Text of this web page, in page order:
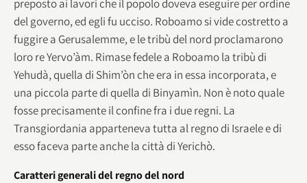
preposto ai lavori che il popolo doveva eseguire per ordine
del governo, ed egli fu ucciso. Roboamo si vide costretto a
fuggire a Gerusalemme, e le tribù del nord proclamarono
loro re Yervo’àm. Rimase fedele a Roboamo la tribù di
Yehudà, quella di Shim’òn che era in essa incorporata, e
una piccola parte di quella di Binyamìn. Non è noto quale
fosse precisamente il confine fra i due regni. La
Transgiordania apparteneva tutta al regno di Israele e di
esso faceva parte anche la città di Yerichò.
Caratteri generali del regno del nord